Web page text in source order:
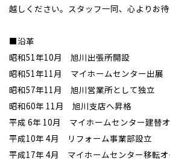
越しください。スタッフ一同、心よりお待
■沿革
昭和51年10月 旭川出張所開設
昭和51年11月 マイホームセンター出展
昭和57年11月 旭川営業所として独立
昭和60年 11月 旭川支店へ昇格
平成 6年 10月 マイホームセンター建替
平成10年 4月 リフォーム事業部設立
平成17年 4月 マイホームセンター移転オ